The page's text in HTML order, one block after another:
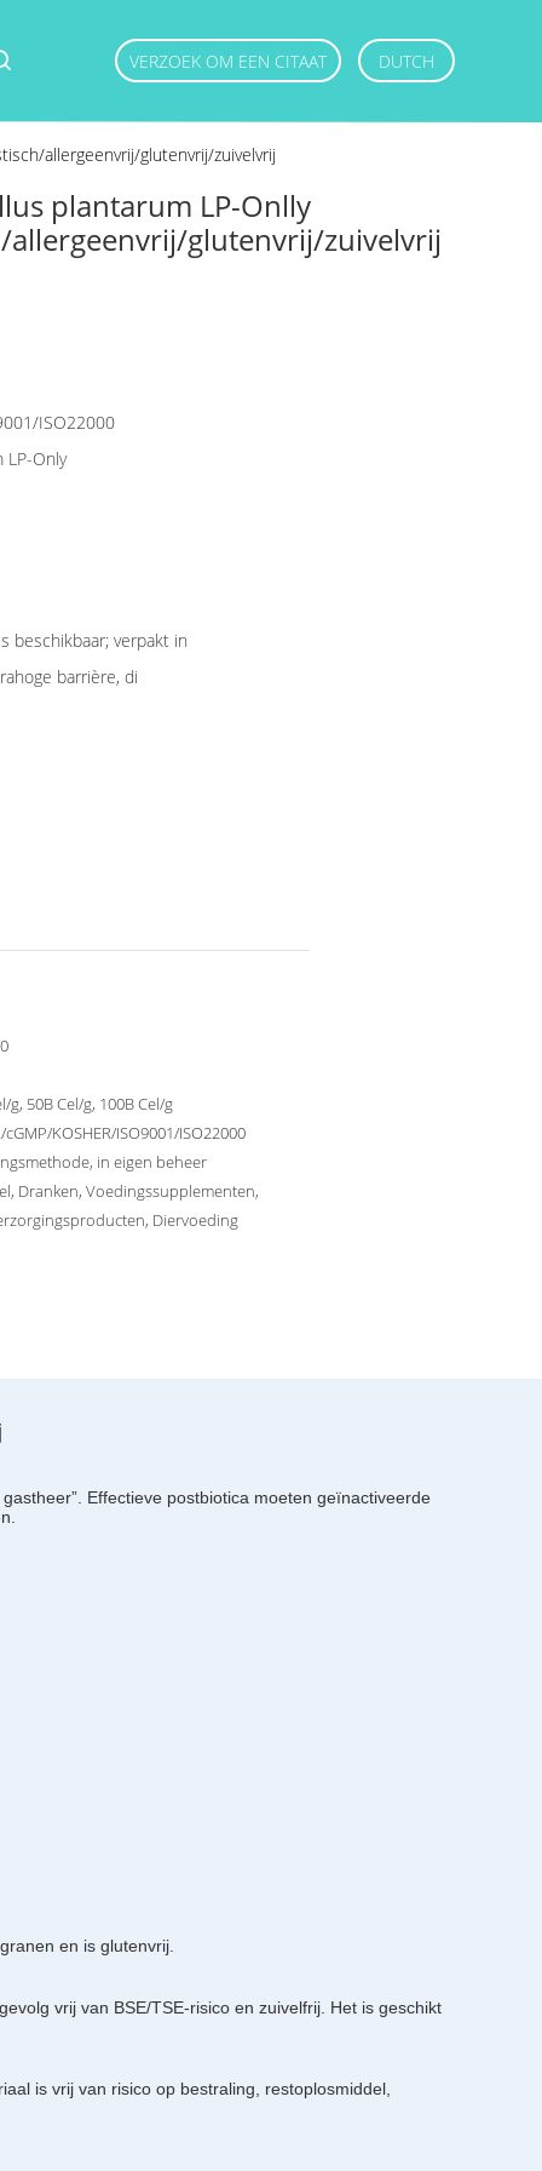
VERZOEK OM EEN CITAAT DUTCH
allergeenvrij/glutenvrij/zuivelvrij
plantarum LP-Onlly
allergeenvrij/glutenvrij/zuivelvrij
ISO22000
LP-Only
beschikbaar; verpakt in
barrière, di
g, 50B Cel/g, 100B Cel/g
cGMP/KOSHER/ISO9001/ISO22000
in eigen beheer
Dranken, Voedingssupplementen,
Diervoeding
Effectieve postbiotica moeten geïnactiveerde
en is glutenvrij.
vrij van BSE/TSE-risico en zuivelfrij. Het is geschikt
is vrij van risico op bestraling, restoplosmiddel,